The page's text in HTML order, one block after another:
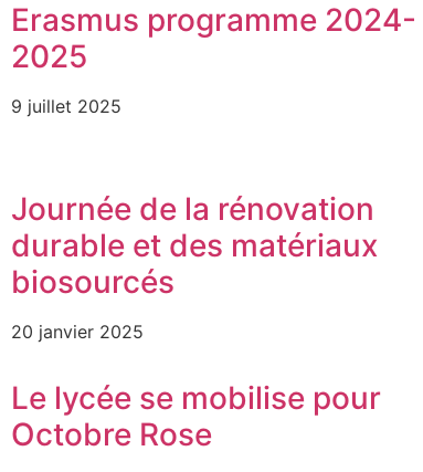
Erasmus programme 2024-
2025
9 juillet 2025
Journée de la rénovation
durable et des matériaux
biosourcés
20 janvier 2025
Le lycée se mobilise pour
Octobre Rose